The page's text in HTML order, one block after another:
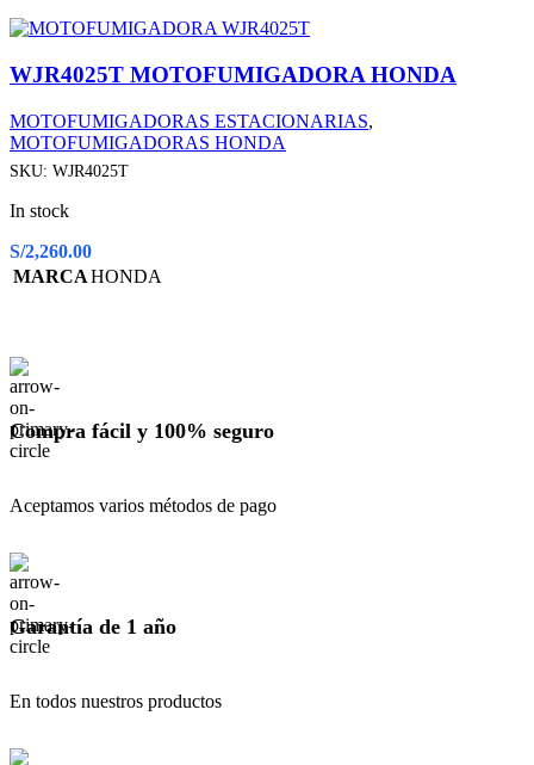
WJR4025T MOTOFUMIGADORA HONDA
MOTOFUMIGADORAS ESTACIONARIAS,
MOTOFUMIGADORAS HONDA
SKU: WJR4025T
In stock
S/2,260.00
MARCAHONDA
Compra fácil y 100% seguro
Aceptamos varios métodos de pago
Garantía de 1 año
En todos nuestros productos